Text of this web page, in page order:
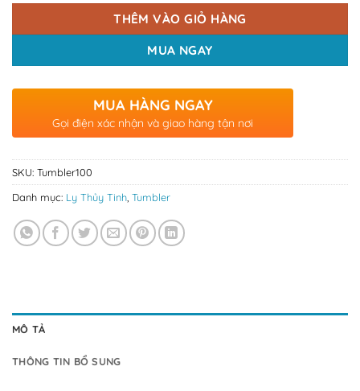
THÊM VÀO GIỎ HÀNG
MUA NGAY
MUA HÀNG NGAY
Gọi điện xác nhận và giao hàng tận nơi
SKU: Tumbler100
Danh mục: Ly Thủy Tinh, Tumbler
MÔ TẢ
THÔNG TIN BỔ SUNG